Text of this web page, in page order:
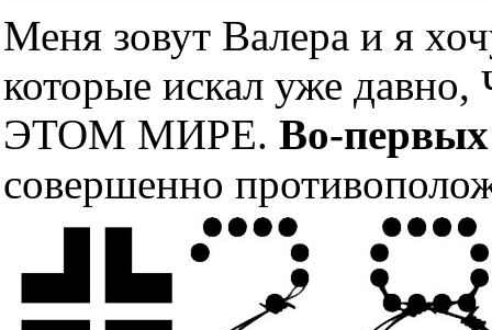
Меня зовут Валера и я
которые искал уже
ЭТОМ МИРЕ. Во-первых
совершенно